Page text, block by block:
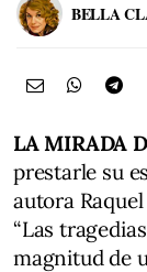
BELLA
LA MIRADA
prestarle su
autora
“Las
magnitud de